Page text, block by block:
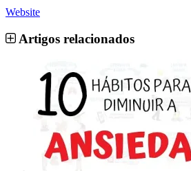
Website
Artigos relacionados